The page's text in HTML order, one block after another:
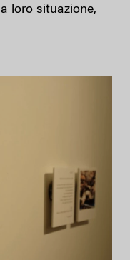
loro situazione,